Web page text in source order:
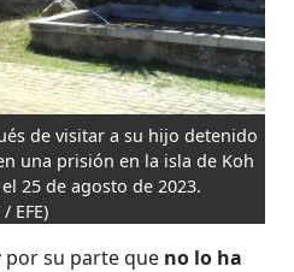
de visitar a su hijo detenido
una prisión en la isla de Koh
25 de agosto de 2023.
EFE)
por su parte que no lo ha